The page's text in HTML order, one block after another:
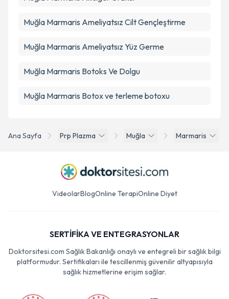
Ana Sayfa Prp Plazma Muğla Marmaris
Muğla Marmaris Ameliyatsız Cilt Gençleştirme
Muğla Marmaris Ameliyatsız Yüz Germe
Muğla Marmaris Botoks Ve Dolgu
Muğla Marmaris Botox ve terleme botoxu
VideolarBlogOnline TerapiOnline Diyet
SERTİFİKA VE ENTEGRASYONLAR
Doktorsitesi.com Sağlık Bakanlığı onaylı ve entegreli bir sağlık bilgi
platformudur. Sertifikaları ile tescillenmiş güvenilir altyapısıyla
sağlık hizmetlerine erişim sağlar.